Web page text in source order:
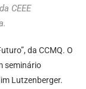
CEEE
da CCMQ. O
seminário
Lutzenberger.